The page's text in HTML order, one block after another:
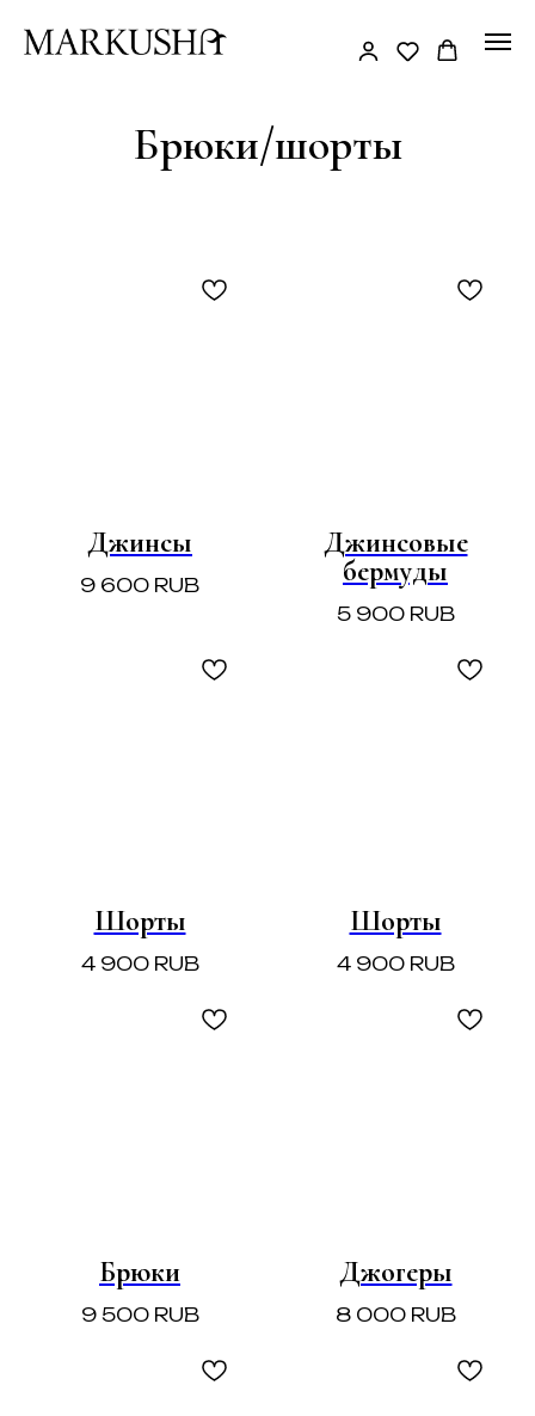
Брюки/шорты
Джинсы
9 600 RUB
Джинсовые
бермуды
5 900 RUB
Шорты
4 900 RUB
Шорты
4 900 RUB
Брюки
9 500 RUB
Джогеры
8 000 RUB